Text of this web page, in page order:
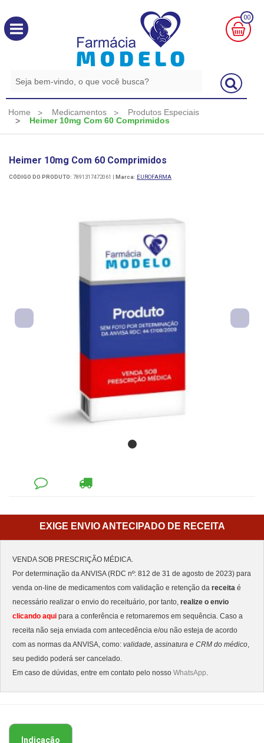
00
0,00
Home Medicamentos
Produtos Especiais
Heimer 10mg Com 60 Comprimidos
Heimer 10mg Com 60 Comprimidos
CÓDIGO DO PRODUTO: 7891317472061 | Marca: EUROFARMA
DEIXE
COMENTÁRIO
CALCULAR
FRETE
EXIGE ENVIO ANTECIPADO DE RECEITA
VENDA SOB PRESCRIÇÃO MÉDICA.
Por determinação da ANVISA (RDC nº: 812 de 31 de agosto de 2023) para
venda on-line de medicamentos com validação e retenção da receita é
necessário realizar o envio do receituário, por tanto, realize o envio
clicando aqui para a conferência e retornaremos em sequência. Caso a
receita não seja enviada com antecedência e/ou não esteja de acordo
com as normas da ANVISA, como: validade, assinatura e CRM do médico
seu pedido poderá ser cancelado.
Em caso de dúvidas, entre em contato pelo nosso WhatsApp
Indicação